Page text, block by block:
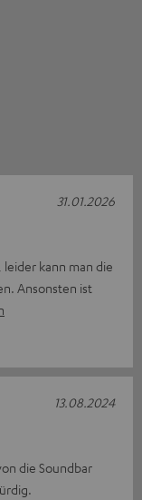
leider kann man die
Ansonsten ist
31.01.2026
die Soundbar
13.08.2024